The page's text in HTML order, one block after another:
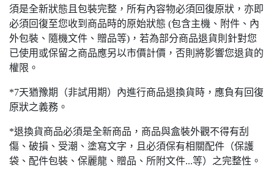
須是全新狀態且包裝完整，所有內容物必須回復原狀，亦即
必須回復至您收到商品時的原始狀態 (包含主機、附件、內
外包裝、隨機文件、贈品等)，若為部分商品退貨則針對您
已使用或保留之商品應另以市價計價，否則將影響您退貨的
權限。
*7天猶豫期（非試用期）內進行商品退換貨時，應負有回復
原狀之義務。
*退換貨商品必須是全新商品，商品與盒裝外觀不得有刮
傷、破損、受潮、塗寫文字，且必須保有相關配件（保護
袋、配件包裝、保麗龍、贈品、所附文件...等）之完整性。